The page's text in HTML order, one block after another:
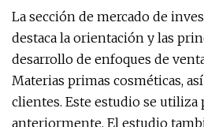
La sección de mercado de
destaca la orientación y las
desarrollo de enfoques de
Materias primas cosméticas,
clientes. Este estudio se
anteriormente. El estudio